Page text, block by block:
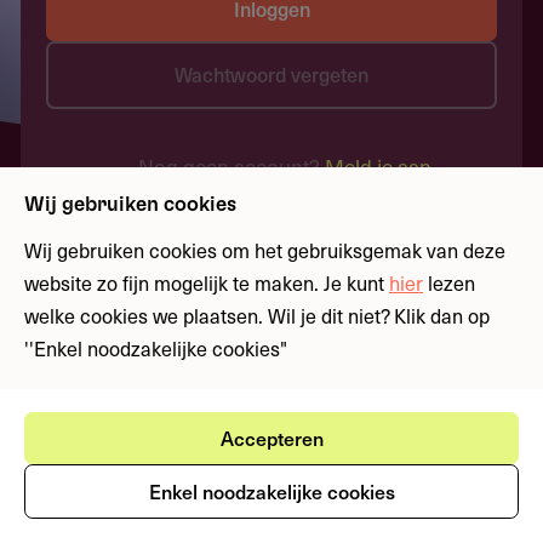
Inloggen
Wachtwoord vergeten
Nog geen account?Meld je aan
Wij gebruiken cookies
Wij gebruiken cookies om het gebruiksgemak van deze
website zo fijn mogelijk te maken. Je kunt hier lezen
welke cookies we plaatsen. Wil je dit niet? Klik dan op
''Enkel noodzakelijke cookies"
Accepteren
Enkel noodzakelijke cookies